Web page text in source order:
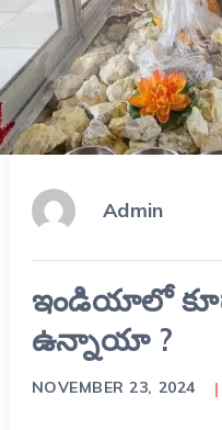
Admin
ఇండియాలో
ఉన్నాయా ?
NOVEMBER 23, 2024